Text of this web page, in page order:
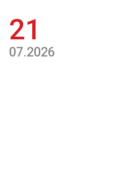
21
07.2026